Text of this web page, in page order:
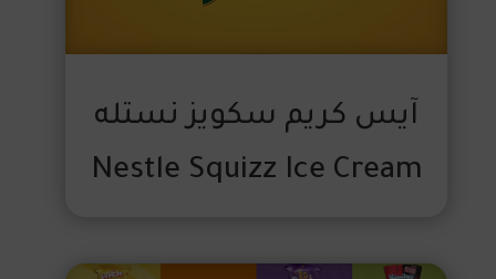
آيس كريم سكويز نستله
Nestle Squizz Ice Cream